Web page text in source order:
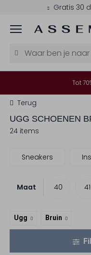
Gratis 30
Menu
Tot
Terug
UGG SCHOENEN
24 items
Sneakers
Maat
39 40 41
Ugg Bruin